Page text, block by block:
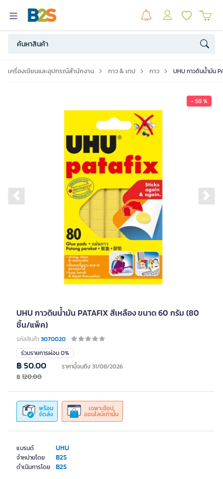
เครื่องเขียนและอุปกรณ์สำนักงาน กาว & เทป กาว UHU กาวดินน้ำมัน
- 58 %
Previous slide
UHU กาวดินน้ำมัน PATAFIX สีเหลือง ขนาด 60 กรัม (80
ชิ้น/แพ็ค)
รหัสสินค้า3070020
แบรนด์ UHU
จำหน่ายโดย B2S
ดำเนินการโดย B2S
ร่วมรายการผ่อน 0%
พร้อม
จัดส่ง
เฉพาะช้อป
ออนไลน์เท่านั้น
฿ 50.00 ราคานี้จนถึง 31/08/2026
฿120.00